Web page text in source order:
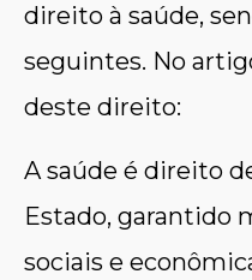
direito à saúde,
seguintes. No
deste direito:
A saúde é direito
Estado, garantido
sociais e